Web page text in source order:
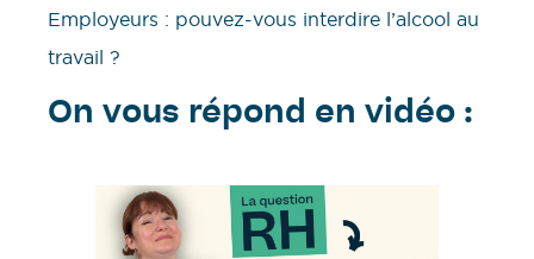
Employeurs : pouvez-vous interdire l’alcool au
travail ?
On vous répond en vidéo :